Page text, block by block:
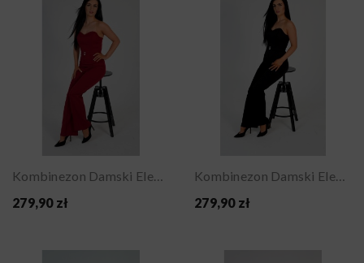
Kombinezon Damski Elegancki Gorsetowy Na Wesele...
279,90 zł
Kombinezon Damski Elegancki Gorsetowy Na Wesele...
279,90 zł